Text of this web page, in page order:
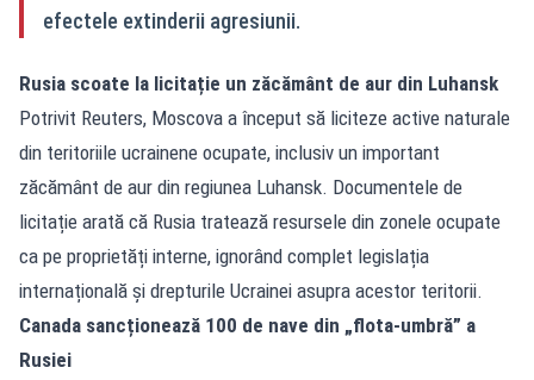
efectele extinderii agresiunii.
Rusia scoate la licitație un zăcământ de aur din Luhansk
Potrivit Reuters, Moscova a început să liciteze active naturale
din teritoriile ucrainene ocupate, inclusiv un important
zăcământ de aur din regiunea Luhansk. Documentele de
licitație arată că Rusia tratează resursele din zonele ocupate
ca pe proprietăți interne, ignorând complet legislația
internațională și drepturile Ucrainei asupra acestor teritorii.
Canada sancționează 100 de nave din „flota‑umbră” a
Rusiei